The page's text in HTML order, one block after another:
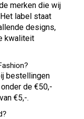
merken die wij
label staat
designs,
kwaliteit
bestellingen
de €50,-
€5,-.